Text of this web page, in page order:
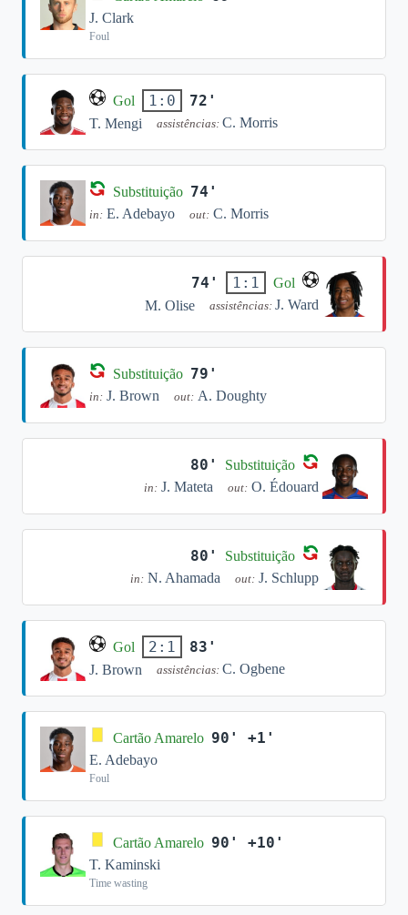
J. Clark
Foul
Gol 1:0 72'
T. Mengi assistências: C. Morris
Substituição 74'
in: E. Adebayo out: C. Morris
74' 1:1
Gol
M. Olise
assistências: J. Ward
Substituição 79'
in: J. Brown out: A. Doughty
80' Substituição
in: J. Mateta out: O. Édouard
80' Substituição
in: N. Ahamada out: J. Schlupp
Gol 2:1 83'
J. Brown assistências: C. Ogbene
Cartão Amarelo 90' +1'
E. Adebayo
Foul
Cartão Amarelo 90' +10'
T. Kaminski
Time wasting